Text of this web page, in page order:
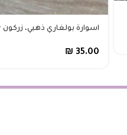
اسوارة بولغاري ذهبي، زركون
₪ 35.00